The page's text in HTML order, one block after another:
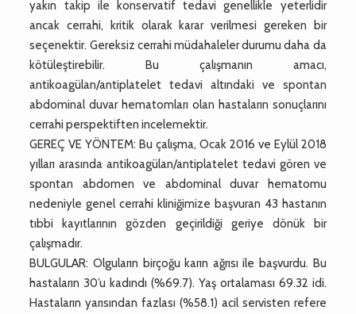
yakın takip ile konservatif tedavi genellikle yeterlidir
ancak cerrahi, kritik olarak karar verilmesi gereken bir
seçenektir. Gereksiz cerrahi müdahaleler durumu daha da
kötüleştirebilir. Bu çalışmanın amacı,
antikoagülan/antiplatelet tedavi altındaki ve spontan
abdominal duvar hematomları olan hastaların sonuçlarını
cerrahi perspektiften incelemektir.
GEREÇ VE YÖNTEM: Bu çalışma, Ocak 2016 ve Eylül 2018
yılları arasında antikoagülan/antiplatelet tedavi gören ve
spontan abdomen ve abdominal duvar hematomu
nedeniyle genel cerrahi kliniğimize başvuran 43 hastanın
tıbbi kayıtlarının gözden geçirildiği geriye dönük bir
çalışmadır.
BULGULAR: Olguların birçoğu karın ağrısı ile başvurdu. Bu
hastaların 30’u kadındı (%69.7). Yaş ortalaması 69.32 idi.
Hastaların yarısından fazlası (%58.1) acil servisten refere